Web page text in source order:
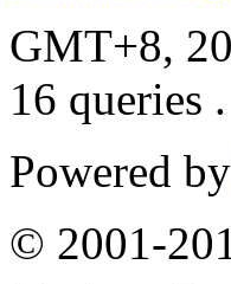
GMT+8,
16 queries .
Powered by
© 2001-